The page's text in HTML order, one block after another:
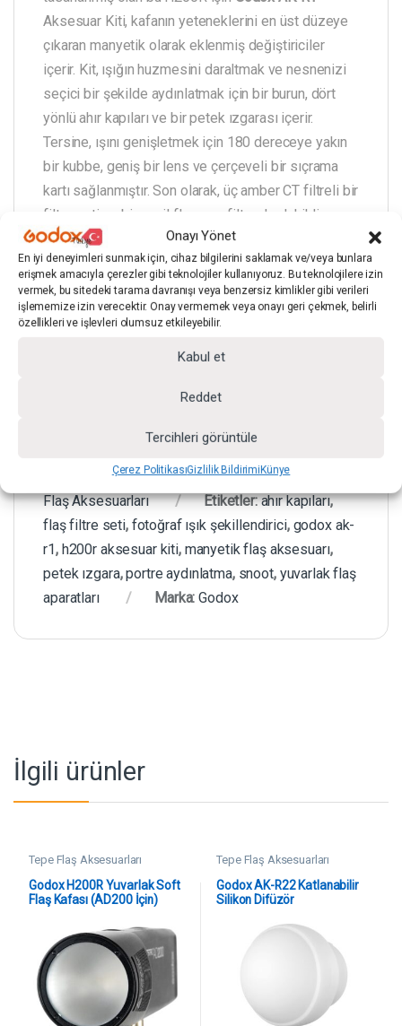
Onayı Yönet
En iyi deneyimleri sunmak için, cihaz bilgilerini saklamak ve/veya bunlara
erişmek amacıyla çerezler gibi teknolojiler kullanıyoruz. Bu teknolojilere izin
vermek, bu sitedeki tarama davranışı veya benzersiz kimlikler gibi verileri
işlememize izin verecektir. Onay vermemek veya onayı geri çekmek, belirli
özellikleri ve işlevleri olumsuz etkileyebilir.
Kabul et
Reddet
Tercihleri görüntüle
Çerez PolitikasıGizlilik BildirimiKünye
Aksesuar Kiti, kafanın yeteneklerini en üst düzeye
çıkaran manyetik olarak eklenmiş değiştiriciler
içerir. Kit, ışığın huzmesini daraltmak ve nesnenizi
seçici bir şekilde aydınlatmak için bir burun, dört
yönlü ahır kapıları ve bir petek ızgarası içerir.
Tersine, ışını genişletmek için 180 dereceye yakın
bir kubbe, geniş bir lens ve çerçeveli bir sıçrama
kartı sağlanmıştır. Son olarak, üç amber CT filtreli bir
filtre seti ve bir yeşil floresan filtre de dahildir.
Paket Ağırlığı 0,8 lb / 363 gr
Kutu Boyutları (UxGxY) 7,2 x 4 x 2,1 “
SA.GO.AKR1 Kategoriler:
Flaş Aksesuarları
Etiketler:ahır kapıları,
flaş filtre seti, fotoğraf ışık şekillendirici, godox ak-
r1, h200r aksesuar kiti, manyetik flaş aksesuarı,
petek ızgara,portre aydınlatma, snoot, yuvarlak flaş
aparatları
Marka:Godox
İlgili ürünler
Tepe Flaş Aksesuarları
Godox H200R Yuvarlak Soft
Flaş Kafası (AD200 İçin)
Tepe Flaş Aksesuarları
Godox AK-R22 Katlanabilir
Silikon Difüzör